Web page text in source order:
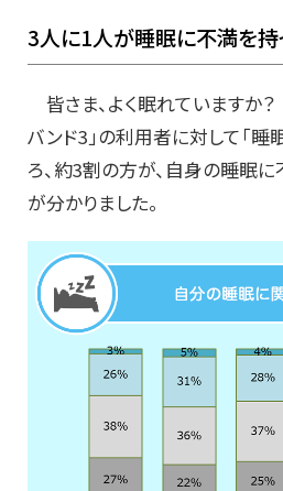
3人に1人が睡眠に不満を持
皆さま、よく眠れていますか
バンド3」の利用者に対して「睡
ろ、約3割の方が、自身の睡眠
が分かりました。